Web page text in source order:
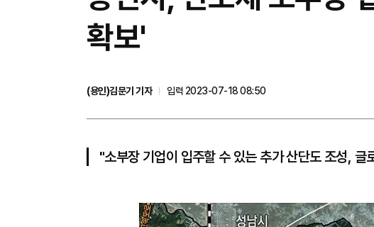
확보'
(용인)김문기 기자
입력 2023-07-18 08:50
"소부장 기업이 입주할 수 있는 추가 산단도 조성, 글